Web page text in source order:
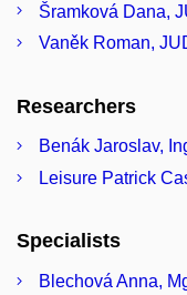
Šramková Dana,
Vaněk Roman,
Researchers
Benák Jaroslav,
Leisure Patrick
Specialists
Blechová Anna,